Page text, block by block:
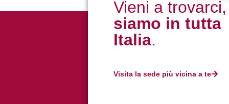
Vieni a trovarci,
siamo in tutta
Italia.
Visita la sede più vicina a te